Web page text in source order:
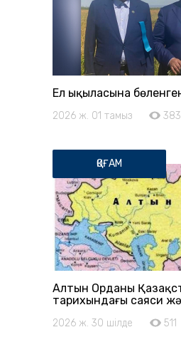
Ел ықыласына
2026 ж. 01 тамыз 383
ҚОҒАМ
Алтын Орданың
тарихындағы саяси
2026 ж. 30 шілде 511